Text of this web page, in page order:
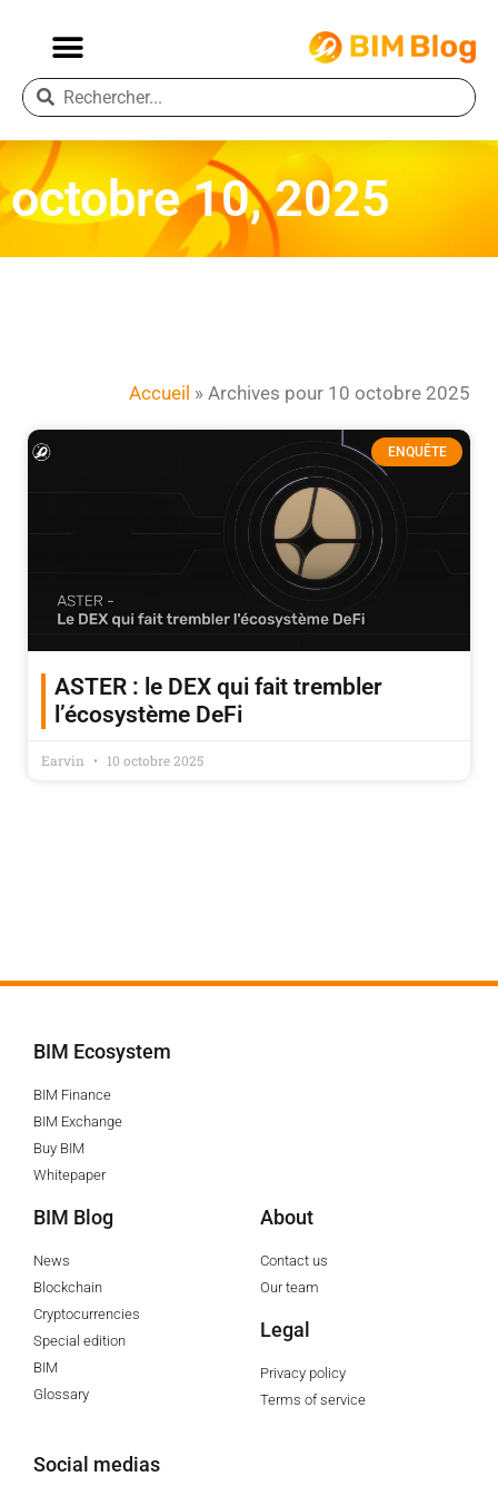
octobre 10, 2025
Accueil » Archives pour 10 octobre 2025
ENQUÊTE
ASTER : le DEX qui fait trembler
l’écosystème DeFi
Earvin 10 octobre 2025
BIM Ecosystem
BIM Finance
BIM Exchange
Buy BIM
Whitepaper
BIM Blog
News
Blockchain
Cryptocurrencies
Special edition
BIM
Glossary
About
Contact us
Our team
Legal
Privacy policy
Terms of service
Social medias